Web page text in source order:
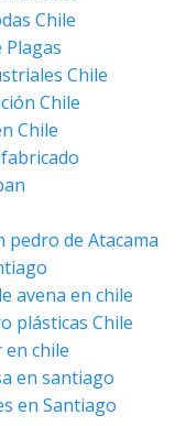
Chile
Plagas
Chile
Chile
Chile
pedro de Atacama
avena en chile
plásticas Chile
en chile
en santiago
en Santiago